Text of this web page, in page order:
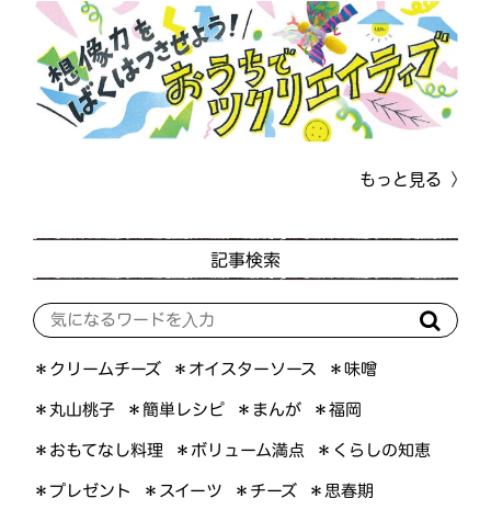
もっと見る
記事検索
＊クリームチーズ ＊オイスターソース ＊味噌
＊丸山桃子 ＊簡単レシピ ＊まんが ＊福岡
＊おもてなし料理 ＊ボリューム満点 ＊くらしの知恵
＊プレゼント ＊スイーツ ＊チーズ ＊思春期